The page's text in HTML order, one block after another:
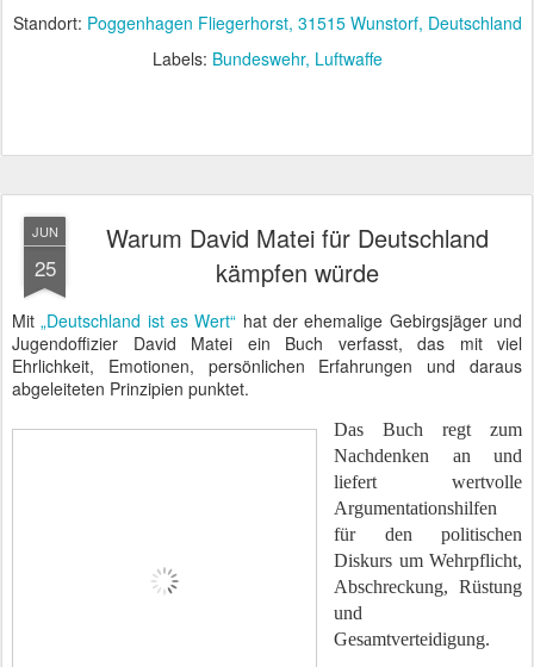
Standort: Poggenhagen Fliegerhorst, 31515 Wunstorf, Deutschland
Labels: Bundeswehr Luftwaffe
JUN
25
Warum David Matei für Deutschland
kämpfen würde
Mit„Deutschland ist es Wert“ hat der ehemalige Gebirgsjäger und
Jugendoffizier David Matei ein Buch verfasst, das mit viel
Ehrlichkeit, Emotionen, persönlichen Erfahrungen und daraus
abgeleiteten Prinzipien punktet.
Das Buch regt zum
Nachdenken an und
liefert wertvolle
Argumentationshilfen
für den politischen
Diskurs um Wehrpflicht,
Abschreckung, Rüstung
und
Gesamtverteidigung.